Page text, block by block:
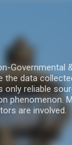
the data
reliable
phenomenon.
are involved.